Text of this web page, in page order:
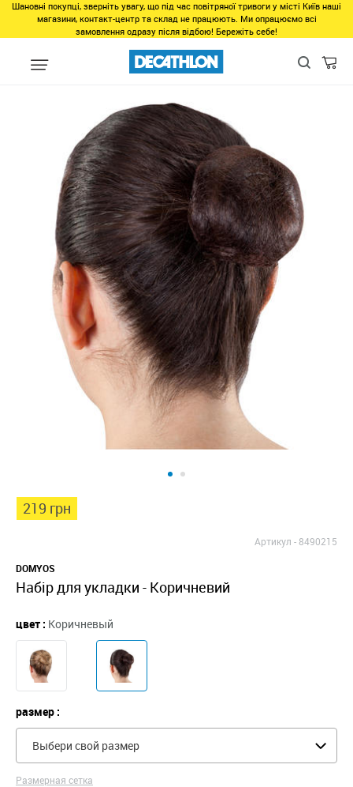
Шановні покупці, зверніть увагу, що під час повітряної тривоги у місті Київ наші
магазини, контакт-центр та склад не працюють. Ми опрацюємо всі
замовлення одразу після відбою! Бережіть себе!
Распродажа Останні розміри все для плавання Набор для
219 грн
Артикул -8490215
DOMYOS
Набір для укладки - Коричневий
цвет : Коричневый
размер :
Выбери свой размер
Размерная сетка